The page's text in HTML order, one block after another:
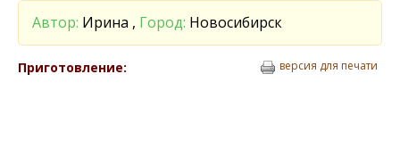
Автор: Ирина , Город: Новосибирск
Приготовление: версия для печати